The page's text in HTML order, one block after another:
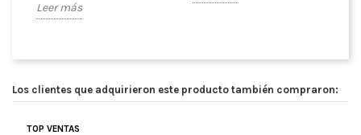
Leer más
Los clientes que adquirieron este producto también compraron:
TOP VENTAS